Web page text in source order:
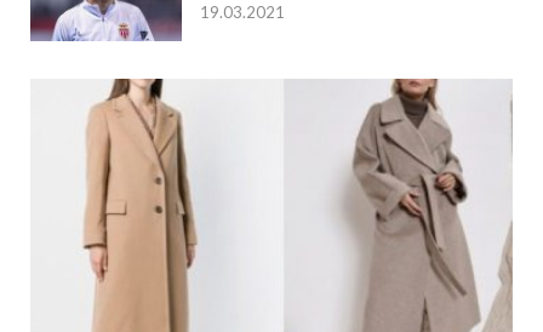
19.03.2021